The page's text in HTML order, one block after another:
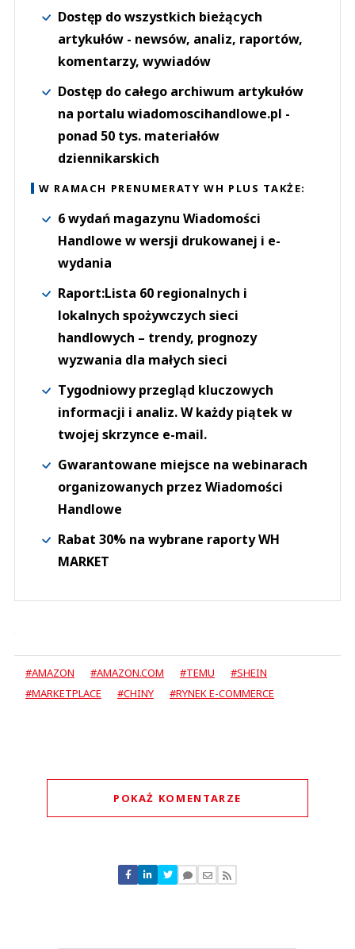
Dostęp do wszystkich bieżących
artykułów - newsów, analiz, raportów,
komentarzy, wywiadów
Dostęp do całego archiwum artykułów
na portalu wiadomoscihandlowe.pl -
ponad 50 tys. materiałów
dziennikarskich
W RAMACH PRENUMERATY WH PLUS TAKŻE:
6 wydań magazynu Wiadomości
Handlowe w wersji drukowanej i e-
wydania
Raport:Lista 60 regionalnych i
lokalnych spożywczych sieci
handlowych – trendy, prognozy
wyzwania dla małych sieci
Tygodniowy przegląd kluczowych
informacji i analiz. W każdy piątek w
twojej skrzynce e-mail.
Gwarantowane miejsce na webinarach
organizowanych przez Wiadomości
Handlowe
Rabat 30% na wybrane raporty WH
MARKET
#AMAZON #AMAZON.COM #TEMU
#SHEIN
#MARKETPLACE
#CHINY #RYNEK E-COMMERCE
POKAŻ KOMENTARZE
Nie znaleziono komentarzy
Zostaw swoje komentarze